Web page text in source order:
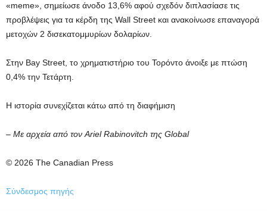
«meme», σημείωσε άνοδο 13,6% αφού σχεδόν διπλασίασε τις
προβλέψεις για τα κέρδη της Wall Street και ανακοίνωσε επαναγορά
μετοχών 2 δισεκατομμυρίων δολαρίων.
Στην Bay Street, το χρηματιστήριο του Τορόντο άνοιξε με πτώση
0,4% την Τετάρτη.
Η ιστορία συνεχίζεται κάτω από τη διαφήμιση
– Με αρχεία από τον Ariel Rabinovitch της Global
© 2026 The Canadian Press
Σύνδεσμος πηγής